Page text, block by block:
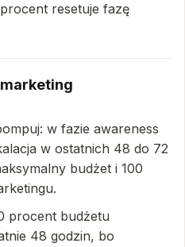
resetuje fazę
w fazie awareness
w ostatnich 48 do 72
budżet i 100
procent budżetu
48 godzin, bo